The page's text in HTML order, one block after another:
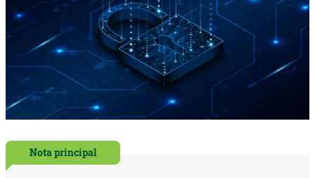
Nota principal